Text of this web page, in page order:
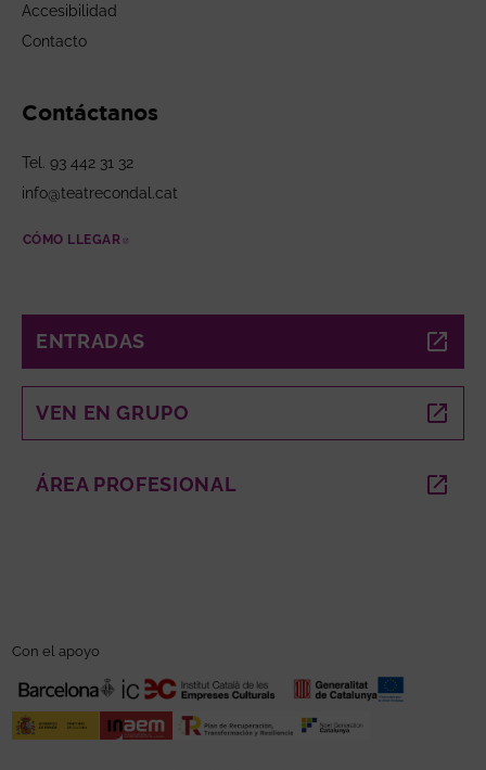
Accesibilidad
Contacto
Contáctanos
Tel. 93 442 31 32
info@teatrecondal.cat
CÓMO LLEGAR
ENTRADAS
VEN EN GRUPO
ÁREA PROFESIONAL ABRE EN NUEVA VENTANA
Con el apoyo